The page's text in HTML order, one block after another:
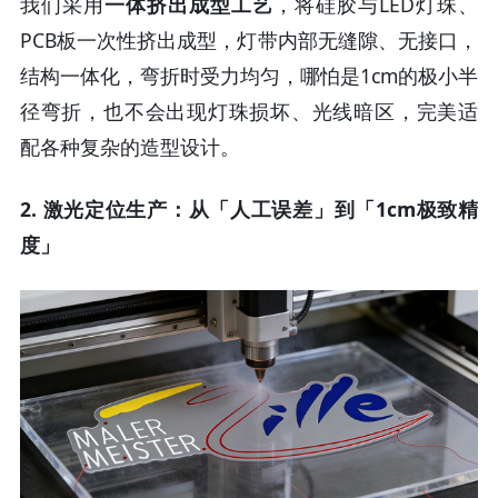
PCB板一次性挤出成型，灯带内部无缝隙、无接口，
结构一体化，弯折时受力均匀，哪怕是1cm的极小半
径弯折，也不会出现灯珠损坏、光线暗区，完美适
配各种复杂的造型设计。
2. 激光定位生产：从「人工误差」到「1cm极致精
度」